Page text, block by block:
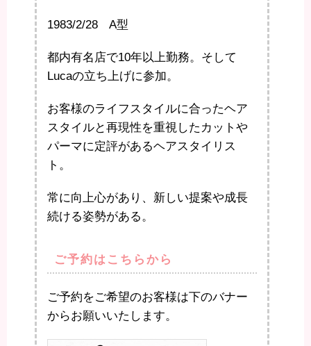
1983/2/28 A型
都内有名店で10年以上勤務。そして
Lucaの立ち上げに参加。
お客様のライフスタイルに合ったヘア
スタイルと再現性を重視したカットや
パーマに定評があるヘアスタイリス
ト。
常に向上心があり、新しい提案や成長
続ける姿勢がある。
ご予約はこちらから
ご予約をご希望のお客様は下のバナー
からお願いいたします。